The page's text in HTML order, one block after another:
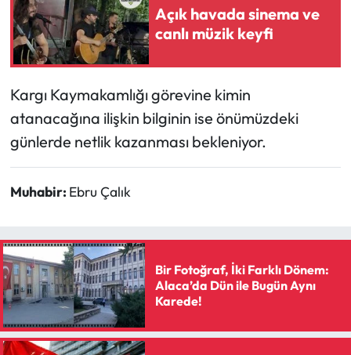
Açık havada sinema ve
canlı müzik keyfi
Kargı Kaymakamlığı görevine kimin
atanacağına ilişkin bilginin ise önümüzdeki
günlerde netlik kazanması bekleniyor.
Muhabir: Ebru Çalık
Bir Fotoğraf, İki Farklı Dönem:
Alaca’da Dün ile Bugün Aynı
Karede!
Sungurlu Haberleri
Turizm
Uğurludağ Haberleri
Yaşam
Yayla Haber
Yerel Haberler